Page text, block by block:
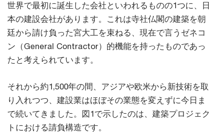
世界で最初に誕生した会社といわれるものの1つに、日
本の建設会社があります。これは寺社仏閣の建築を朝
廷から請け負った宮大工を束ねる、現在で言うゼネコ
ン（General Contractor）的機能を持ったものであっ
たと考えられています。
それから約1,500年の間、アジアや欧米から新技術を取
り入れつつ、建設業はほぼその業態を変えずに今日ま
で続いてきました。図1で示したのは、建築プロジェク
トにおける請負構造です。